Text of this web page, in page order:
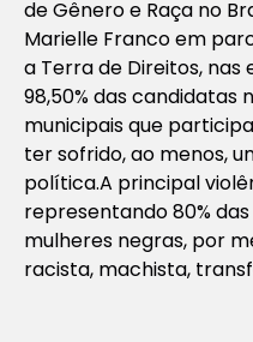
de Gênero e Raça no
Marielle Franco em
a Terra de Direitos, nas
98,50% das candidatas
municipais que
ter sofrido, ao menos,
política.A principal
representando 80%
mulheres negras, por
racista, machista,